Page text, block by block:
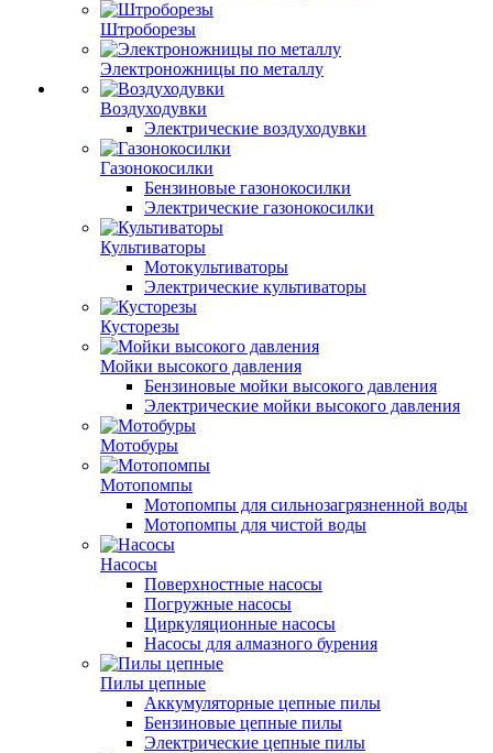
Штроборезы
Электроножницы по металлу
Воздуходувки
Электрические воздуходувки
Газонокосилки
Бензиновые газонокосилки
Электрические газонокосилки
Культиваторы
Мотокультиваторы
Электрические культиваторы
Кусторезы
Мойки высокого давления
Бензиновые мойки высокого давления
Электрические мойки высокого давления
Мотобуры
Мотопомпы
Мотопомпы для сильнозагрязненной воды
Мотопомпы для чистой воды
Насосы
Поверхностные насосы
Погружные насосы
Циркуляционные насосы
Насосы для алмазного бурения
Пилы цепные
Аккумуляторные цепные пилы
Бензиновые цепные пилы
Электрические цепные пилы